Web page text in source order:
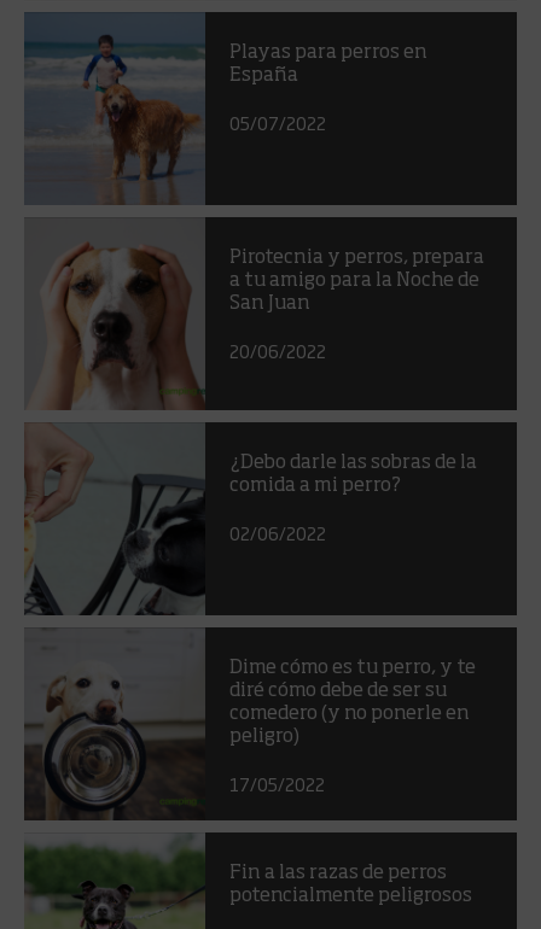
Playas para perros en
España
05/07/2022
Pirotecnia y perros, prepara
a tu amigo para la Noche de
San Juan
20/06/2022
¿Debo darle las sobras de la
comida a mi perro?
02/06/2022
Dime cómo es tu perro, y te
diré cómo debe de ser su
comedero (y no ponerle en
peligro)
17/05/2022
Fin a las razas de perros
potencialmente peligrosos